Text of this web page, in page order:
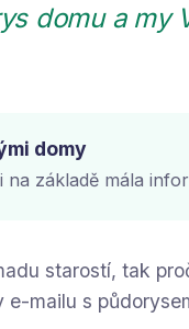
domu a
domy
na základě mála
starostí, tak
e-mailu s